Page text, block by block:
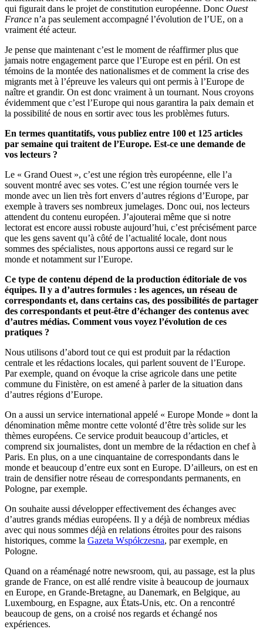
qui figurait dans le projet de constitution européenne. Donc Ouest
France n’a pas seulement accompagné l’évolution de l’UE, on a
vraiment été acteur.
Je pense que maintenant c’est le moment de réaffirmer plus que
jamais notre engagement parce que l’Europe est en péril. On est
témoins de la montée des nationalismes et de comment la crise des
migrants met à l’épreuve les valeurs qui ont permis à l’Europe de
naître et grandir. On est donc vraiment à un tournant. Nous croyons
évidemment que c’est l’Europe qui nous garantira la paix demain et
la possibilité de nous en sortir avec tous les problèmes futurs.
En termes quantitatifs, vous publiez entre 100 et 125 articles
par semaine qui traitent de l’Europe. Est-ce une demande de
vos lecteurs ?
Le « Grand Ouest », c’est une région très européenne, elle l’a
souvent montré avec ses votes. C’est une région tournée vers le
monde avec un lien très fort envers d’autres régions d’Europe, par
exemple à travers ses nombreux jumelages. Donc oui, nos lecteurs
attendent du contenu européen. J’ajouterai même que si notre
lectorat est encore aussi robuste aujourd’hui, c’est précisément parce
que les gens savent qu’à côté de l’actualité locale, dont nous
sommes des spécialistes, nous apportons aussi ce regard sur le
monde et notamment sur l’Europe.
Ce type de contenu dépend de la production éditoriale de vos
équipes. Il y a d’autres formules : les agences, un réseau de
correspondants et, dans certains cas, des possibilités de partager
des correspondants et peut-être d’échanger des contenus avec
d’autres médias. Comment vous voyez l’évolution de ces
pratiques ?
Nous utilisons d’abord tout ce qui est produit par la rédaction
centrale et les rédactions locales, qui parlent souvent de l’Europe.
Par exemple, quand on évoque la crise agricole dans une petite
commune du Finistère, on est amené à parler de la situation dans
d’autres régions d’Europe.
On a aussi un service international appelé « Europe Monde » dont la
dénomination même montre cette volonté d’être très solide sur les
thèmes européens. Ce service produit beaucoup d’articles, et
comprend six journalistes, dont un membre de la rédaction en chef à
Paris. En plus, on a une cinquantaine de correspondants dans le
monde et beaucoup d’entre eux sont en Europe. D’ailleurs, on est en
train de densifier notre réseau de correspondants permanents, en
Pologne, par exemple.
On souhaite aussi développer effectivement des échanges avec
d’autres grands médias européens. Il y a déjà de nombreux médias
avec qui nous sommes déjà en relations étroites pour des raisons
historiques, comme la Gazeta Współczesna, par exemple, en
Pologne.
Quand on a réaménagé notre newsroom, qui, au passage, est la plus
grande de France, on est allé rendre visite à beaucoup de journaux
en Europe, en Grande-Bretagne, au Danemark, en Belgique, au
Luxembourg, en Espagne, aux États-Unis, etc. On a rencontré
beaucoup de gens, on a croisé nos regards et échangé nos
expériences.